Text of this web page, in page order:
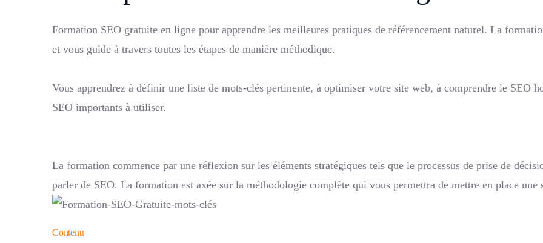
Refonte de site web
Digimentor
Accédez à Digimentor.fr : cours et accompagnement personnalisé.
Avis clients
Digimentor
Accédez à Digimentor.fr : cours et accompagnement personnalisé.
Le blog Profiscient
Formation SEO gratuite en ligne pour apprendre les meilleures pratiques de référencement naturel. La
et vous guide à travers toutes les étapes de manière méthodique.
Vous apprendrez à définir une liste de mots-clés pertinente, à optimiser votre site web, à comprendre le SEO
SEO importants à utiliser.
La formation commence par une réflexion sur les éléments stratégiques tels que le processus de prise de
parler de SEO. La formation est axée sur la méthodologie complète qui vous permettra de mettre en place
Contenu